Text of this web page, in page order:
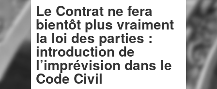
Le Contrat ne fera
bientôt plus vraiment
la loi des parties :
introduction de
l’imprévision dans le
Code Civil